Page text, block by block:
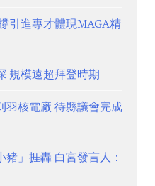
引進專才體現MAGA精
規模遠超拜登時期
羽核電廠 待縣議會完成
」捱轟 白宮發言人：